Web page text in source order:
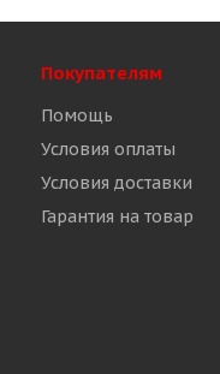
Покупателям
Помощь
Условия оплаты
Условия доставки
Гарантия на товар